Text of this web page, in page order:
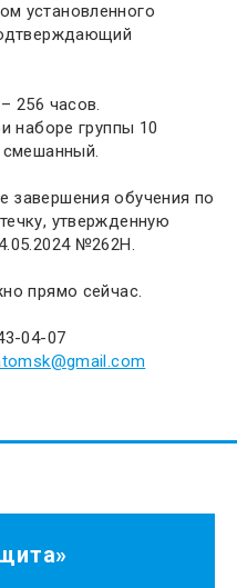
установленного
256 часов.
наборе группы 10
смешанный.
обучения по
утвержденную
№262Н.
прямо сейчас.
04-07